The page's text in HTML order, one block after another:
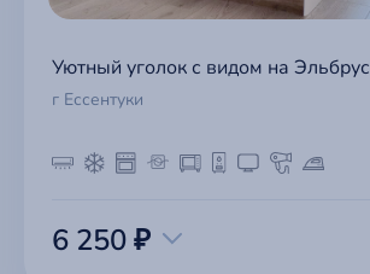
Уютный уголок с видом на Эльбрус
г Ессентуки
6 250 ₽